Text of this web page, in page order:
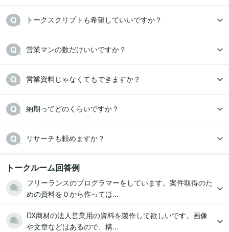
トークスクリプトも希望していいですか？
営業マンの数だけいいですか？
営業資料じゃなくてもできますか？
納期ってどのくらいですか？
リサーチも頼めますか？
トークルーム回答例
フリーランスのプログラマーをしています。案件取得のた
めの資料を０から作ってほ...
DX商材の法人営業用の資料を製作して欲しいです。画像
や文章などはあるので、構...